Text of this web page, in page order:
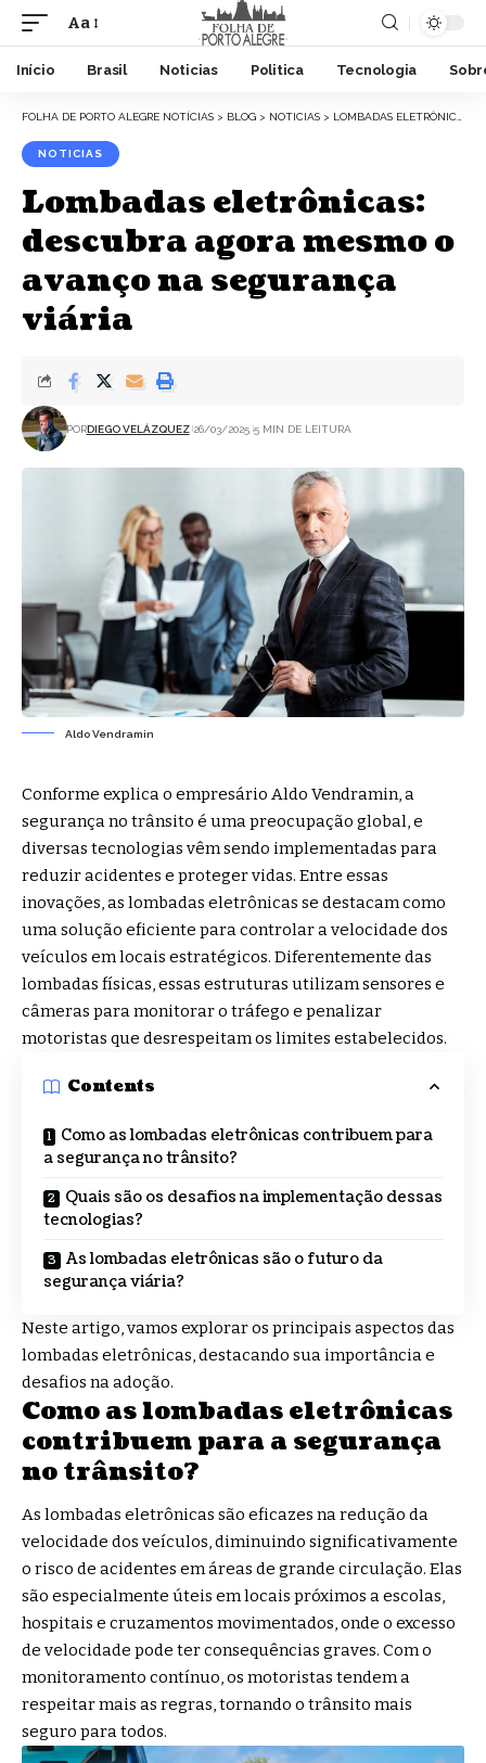
Aa
Início Brasil Noticias Politica Tecnologia
FOLHA DE PORTO ALEGRE NOTÍCIAS > BLOG > NOTICIAS > LOMBADAS ELETRÔNICAS: DESCUBRA AGORA MESMO O AVANÇO NA SEGURANÇA VIÁRIA
NOTICIAS
Lombadas eletrônicas:
descubra agora mesmo o
avanço na segurança
viária
PORDIEGO VELÁZQUEZ 26/03/2025 5 MIN DE LEITURA
Aldo Vendramin
Conforme explica o empresário Aldo Vendramin, a
segurança no trânsito é uma preocupação global, e
diversas tecnologias vêm sendo implementadas para
reduzir acidentes e proteger vidas. Entre essas
inovações, as lombadas eletrônicas se destacam como
uma solução eficiente para controlar a velocidade dos
veículos em locais estratégicos. Diferentemente das
lombadas físicas, essas estruturas utilizam sensores e
câmeras para monitorar o tráfego e penalizar
motoristas que desrespeitam os limites estabelecidos.
Contents
Como as lombadas eletrônicas contribuem para
a segurança no trânsito?
Quais são os desafios na implementação dessas
tecnologias?
As lombadas eletrônicas são o futuro da
segurança viária?
Neste artigo, vamos explorar os principais aspectos das
lombadas eletrônicas, destacando sua importância e
desafios na adoção.
Como as lombadas eletrônicas
contribuem para a segurança
no trânsito?
As lombadas eletrônicas são eficazes na redução da
velocidade dos veículos, diminuindo significativamente
o risco de acidentes em áreas de grande circulação. Elas
são especialmente úteis em locais próximos a escolas,
hospitais e cruzamentos movimentados, onde o excesso
de velocidade pode ter consequências graves. Com o
monitoramento contínuo, os motoristas tendem a
respeitar mais as regras, tornando o trânsito mais
seguro para todos.